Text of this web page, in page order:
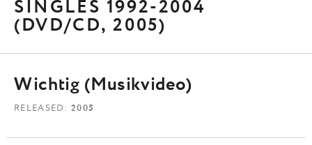
SINGLES 1992-2004
(DVD/CD, 2005)
Wichtig (Musikvideo)
RELEASED 2005